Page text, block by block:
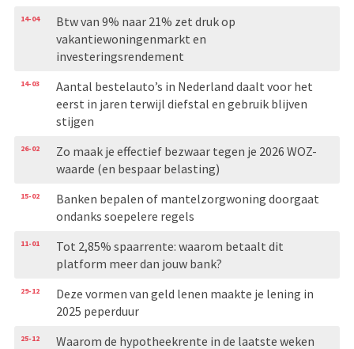
14-04
Btw van 9% naar 21% zet druk op
vakantiewoningenmarkt en
investeringsrendement
14-03
Aantal bestelauto’s in Nederland daalt voor het
eerst in jaren terwijl diefstal en gebruik blijven
stijgen
26-02
Zo maak je effectief bezwaar tegen je 2026 WOZ-
waarde (en bespaar belasting)
15-02
Banken bepalen of mantelzorgwoning doorgaat
ondanks soepelere regels
11-01
Tot 2,85% spaarrente: waarom betaalt dit
platform meer dan jouw bank?
29-12
Deze vormen van geld lenen maakte je lening in
2025 peperduur
25-12
Waarom de hypotheekrente in de laatste weken